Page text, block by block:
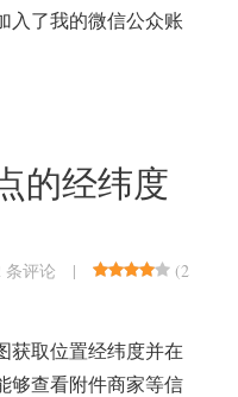
入了我的微信公众账
的经纬度
条评论 | (2
获取位置经纬度并在
够查看附件商家等信